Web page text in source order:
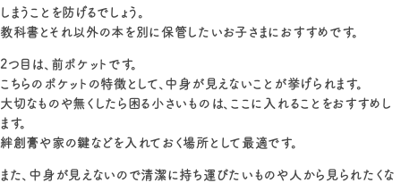
しまうことを防げるでしょう。
教科書とそれ以外の本を別に保管したいお子さまにおすすめです。
2つ目は、前ポケットです。
こちらのポケットの特徴として、中身が見えないことが挙げられます。
大切なものや無くしたら困る小さいものは、ここに入れることをおすすめし
ます。
絆創膏や家の鍵などを入れておく場所として最適です。
また、中身が見えないので清潔に持ち運びたいものや人から見られたくな